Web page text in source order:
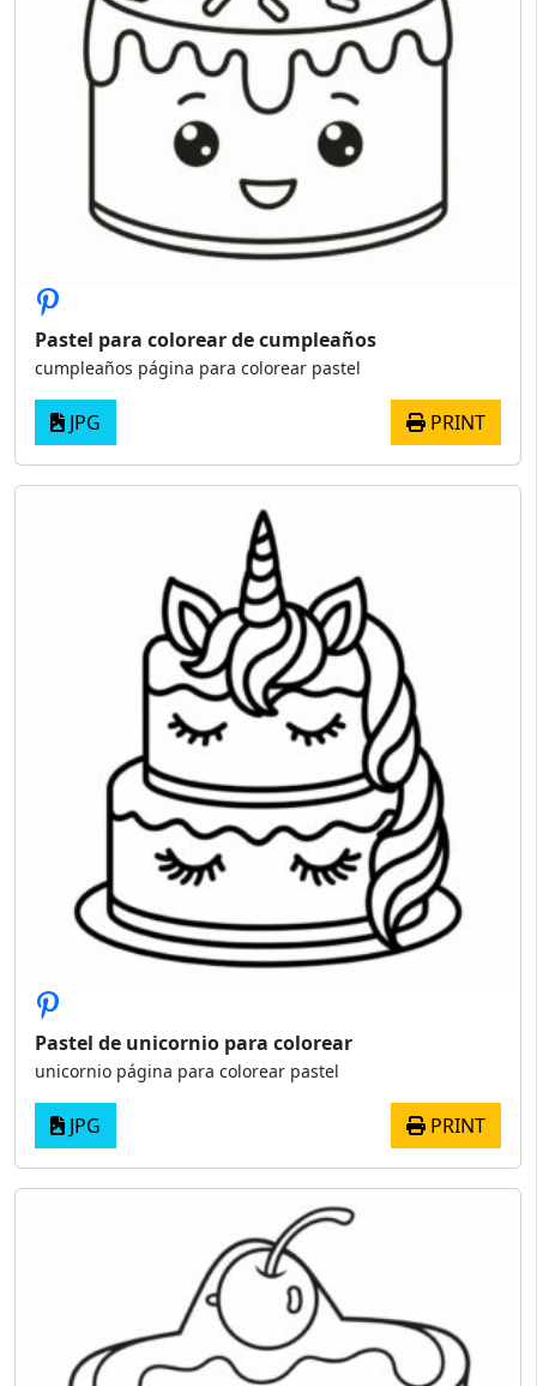
Pastel para colorear de cumpleaños
cumpleaños página para colorear pastel
JPG PRINT
Pastel de unicornio para colorear
unicornio página para colorear pastel
JPG PRINT